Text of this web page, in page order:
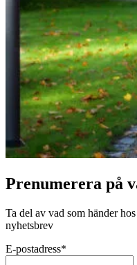
Prenumerera på
Ta del av vad som händer
nyhetsbrev
E-postadress*